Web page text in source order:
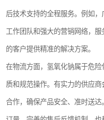
后技术支持的全程服务。例如
工作团队和强大的营销网络，
的客户提供精准的解决方案。
在物流方面，氢氧化钠属于危
质和规范操作。有实力的供应
合作，确保产品安全、准时送